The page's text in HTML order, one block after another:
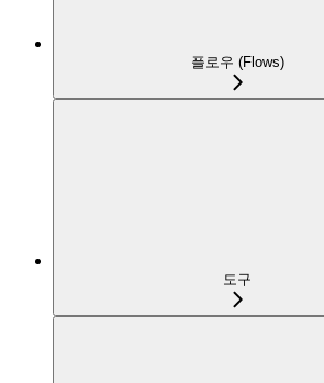
플로우 (Flows)
도구